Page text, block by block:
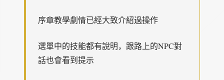
序章教學劇情已經大致介紹過操作
選單中的技能都有說明，跟路上的NPC對
話也會看到提示